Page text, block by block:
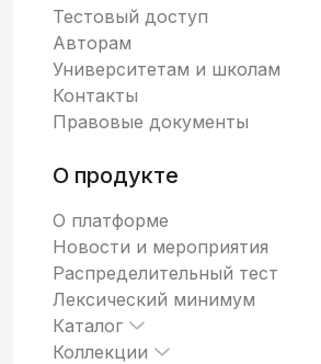
Тестовый доступ
Авторам
Университетам и школам
Контакты
Правовые документы
О продукте
О платформе
Новости и мероприятия
Распределительный тест
Лексический минимум
Каталог
Коллекции